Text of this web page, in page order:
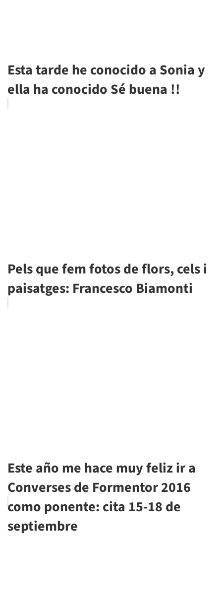
Esta tarde he conocido a Sonia y
ella ha conocido Sé buena !!
Pels que fem fotos de flors, cels i
paisatges: Francesco Biamonti
Este año me hace muy feliz ir a
Converses de Formentor 2016
como ponente: cita 15-18 de
septiembre